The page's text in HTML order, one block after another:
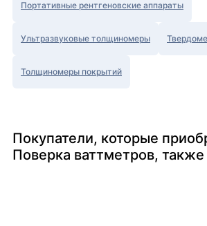
Портативные рентгеновские аппараты
Ультразвуковые толщиномеры
Толщиномеры покрытий
Покупатели, которые
Поверка ваттметров, также